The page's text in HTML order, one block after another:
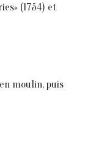
(1754) et
moulin, puis